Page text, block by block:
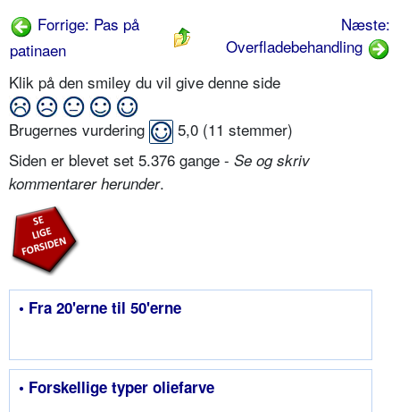
Forrige: Pas på
patinaen
Næste:
Overfladebehandling
Klik på den smiley du vil give denne side
Brugernes vurdering 5,0 (11 stemmer)
Siden er blevet set 5.376 gange - Se og skriv
kommentarer herunder.
• Fra 20'erne til 50'erne
• Forskellige typer oliefarve